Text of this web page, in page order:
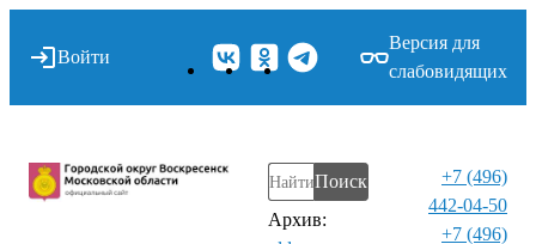
Войти
Версия для
слабовидящих
Поиск
Архив:
+7 (496)
442-04-50
+7 (496)